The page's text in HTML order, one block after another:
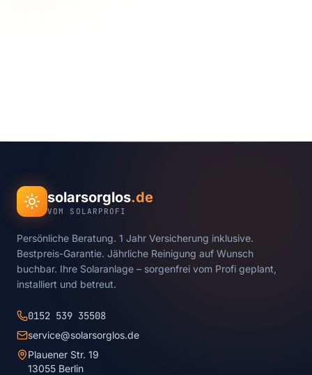
solarsorglos.de
VOM SOLARPROFI
Persönliche Beratung. 1 Jahr Versicherung inklusive.
Bestpreis-Garantie. Jährliche Reinigung auf Wunsch
buchbar. Ihre Solaranlage – sorgenfrei vom Profi geplant,
installiert und betreut.
0152 539 35508
service@solarsorglos.de
Plauener Str. 19
13055 Berlin